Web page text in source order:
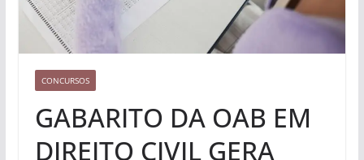
CONCURSOS
GABARITO DA OAB EM
DIREITO CIVIL GERA